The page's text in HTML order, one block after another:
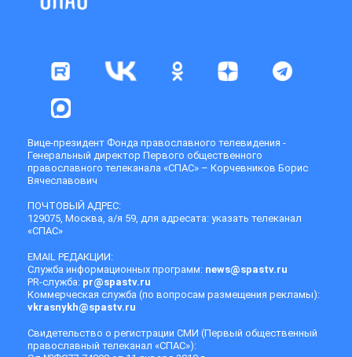
Вице-президент Фонда православного телевидения -
Генеральный директор Первого общественного
православного телеканала «СПАС» – Корчевников Борис
Вячеславович
ПОЧТОВЫЙ АДРЕС:
129075, Москва, а/я 59, для адресата: указать телеканал
«СПАС»
EMAIL РЕДАКЦИИ:
Служба информационных программ: news@spastv.ru
PR-служба: pr@spastv.ru
Коммерческая служба (по вопросам размещения рекламы):
vkrasnykh@spastv.ru
Свидетельство о регистрации СМИ (Первый общественный
православный телеканал «СПАС»):